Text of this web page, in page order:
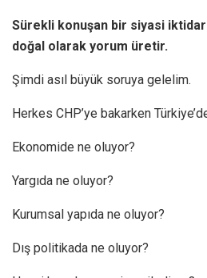
Sürekli konuşan bir siyasi
doğal olarak yorum üretir.
Şimdi asıl büyük soruya gelelim.
Herkes CHP’ye bakarken
Ekonomide ne oluyor?
Yargıda ne oluyor?
Kurumsal yapıda ne oluyor?
Dış politikada ne oluyor?